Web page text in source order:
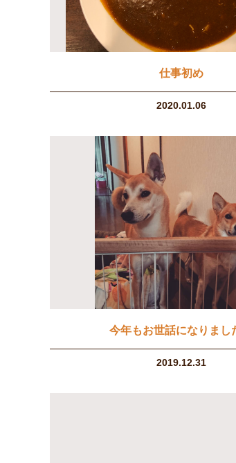
仕事初め
2020.01.06
今年もお世話になりまし
2019.12.31